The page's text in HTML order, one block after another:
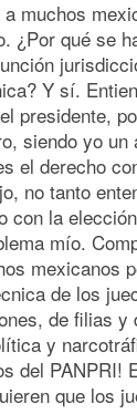
muchos
¿Por qué se
Y sí.
presidente,
siendo yo un
el derecho
no tanto
con la
mío.
mexicanos
de los
de filias y
y
del PANPRI!
que los